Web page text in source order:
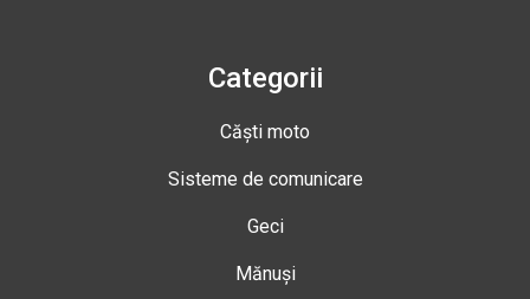
Categorii
Căști moto
Sisteme de comunicare
Geci
Mănuși